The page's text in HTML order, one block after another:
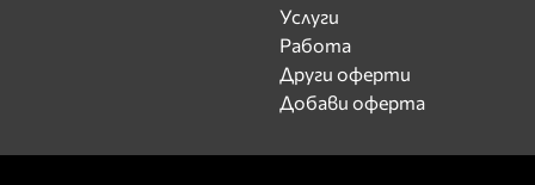
Услуги
Работа
Други оферти
Добави оферта